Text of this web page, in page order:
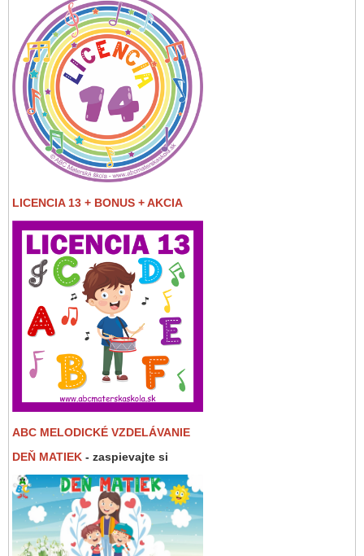
LICENCIA 13 + BONUS + AKCIA
ABC MELODICKÉ VZDELÁVANIE
DEŇ MATIEK - zaspievajte si